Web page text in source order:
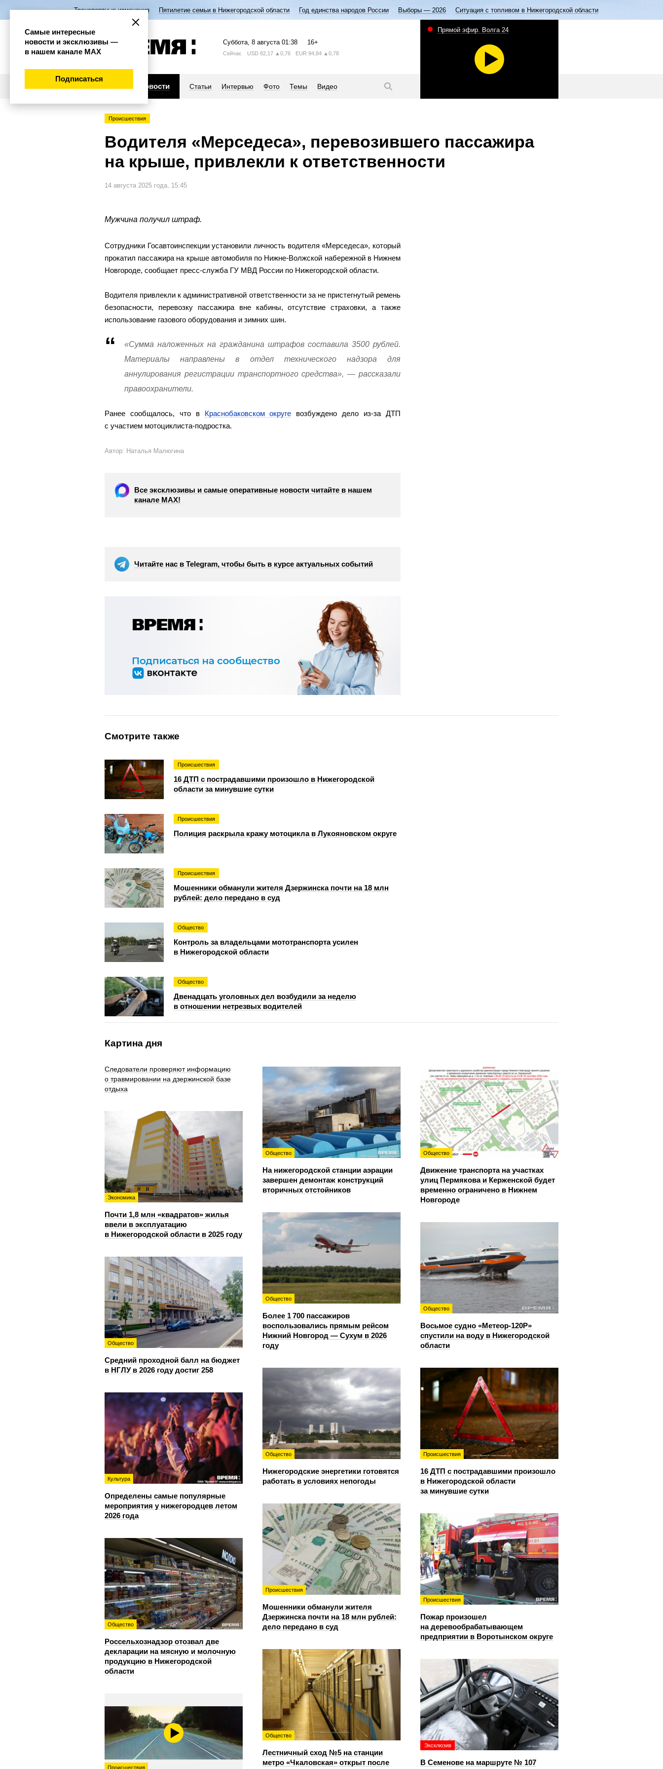
Транспортные изменения Пятилетие семьи в Нижегородской области Год единства народов России Выборы — 2026 Ситуация с топливом в Нижегородской области
Суббота, 8 августа 01:38 16+
Сейчас USD 82,17 ▲0,76 EUR 94,84 ▲0,78
Новости Статьи Интервью Фото Темы Видео
Прямой эфир. Волга 24
Происшествия
Водителя «Мерседеса», перевозившего пассажира
на крыше, привлекли к ответственности
14 августа 2025 года, 15:45
Мужчина получил штраф.
Сотрудники Госавтоинспекции установили личность водителя «Мерседеса», который
прокатил пассажира на крыше автомобиля по Нижне-Волжской набережной в Нижнем
Новгороде, сообщает пресс-служба ГУ МВД России по Нижегородской области.
Водителя привлекли к административной ответственности за не пристегнутый ремень
безопасности, перевозку пассажира вне кабины, отсутствие страховки, а также
использование газового оборудования и зимних шин.
«Сумма наложенных на гражданина штрафов составила 3500 рублей.
Материалы направлены в отдел технического надзора для
аннулирования регистрации транспортного средства», — рассказали
правоохранители.
Ранее сообщалось, что в Краснобаковском округе возбуждено дело из-за ДТП
с участием мотоциклиста-подростка.
Автор: Наталья Малюгина
Все эксклюзивы и самые оперативные новости читайте в нашем
канале МАХ!
Читайте нас в Telegram, чтобы быть в курсе актуальных событий
Смотрите также
Происшествия
16 ДТП с пострадавшими произошло в Нижегородской
области за минувшие сутки
Происшествия
Полиция раскрыла кражу мотоцикла в Лукояновском округе
Происшествия
Мошенники обманули жителя Дзержинска почти на 18 млн
рублей: дело передано в суд
Общество
Контроль за владельцами мототранспорта усилен
в Нижегородской области
Общество
Двенадцать уголовных дел возбудили за неделю
в отношении нетрезвых водителей
Картина дня
Следователи проверяют информацию
о травмировании на дзержинской базе
отдыха
Общество
На нижегородской станции аэрации
завершен демонтаж конструкций
вторичных отстойников
Общество
Движение транспорта на участках
улиц Пермякова и Керженской будет
временно ограничено в Нижнем
Новгороде
Экономика
Почти 1,8 млн «квадратов» жилья
ввели в эксплуатацию
в Нижегородской области в 2025 году
Общество
Более 1 700 пассажиров
воспользовались прямым рейсом
Нижний Новгород — Сухум в 2026
году
Общество
Восьмое судно «Метеор-120Р»
спустили на воду в Нижегородской
области
Общество
Средний проходной балл на бюджет
в НГЛУ в 2026 году достиг 258
Общество
Нижегородские энергетики готовятся
работать в условиях непогоды
Происшествия
16 ДТП с пострадавшими произошло
в Нижегородской области
за минувшие сутки
Культура
Определены самые популярные
мероприятия у нижегородцев летом
2026 года
Происшествия
Мошенники обманули жителя
Дзержинска почти на 18 млн рублей:
дело передано в суд
Происшествия
Пожар произошел
на деревообрабатывающем
предприятии в Воротынском округе
Общество
Россельхознадзор отозвал две
декларации на мясную и молочную
продукцию в Нижегородской
области
Общество
Лестничный сход №5 на станции
метро «Чкаловская» открыт после
Эксклюзив
В Семенове на маршруте № 107
Происшествия
Самые интересные
новости и эксклюзивы —
в нашем канале МАХ
Подписаться